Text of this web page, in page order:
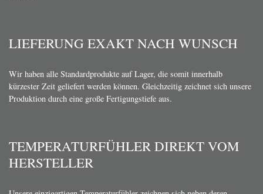
LIEFERUNG EXAKT NACH WUNSCH
Wir haben alle Standardprodukte auf Lager, die somit innerhalb
kürzester Zeit geliefert werden können. Gleichzeitig zeichnet sich unsere
Produktion durch eine große Fertigungstiefe aus.
TEMPERATURFÜHLER DIREKT VOM
HERSTELLER